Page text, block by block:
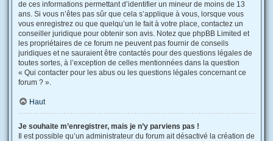
de ces informations permettant d’identifier un mineur de moins de 13
ans. Si vous n’êtes pas sûr que cela s’applique à vous, lorsque vous
vous enregistrez ou que quelqu’un le fait à votre place, contactez un
conseiller juridique pour obtenir son avis. Notez que phpBB Limited et
les propriétaires de ce forum ne peuvent pas fournir de conseils
juridiques et ne sauraient être contactés pour des questions légales de
toutes sortes, à l’exception de celles mentionnées dans la question
« Qui contacter pour les abus ou les questions légales concernant ce
forum ? ».
Haut
Je souhaite m’enregistrer, mais je n’y parviens pas !
Il est possible qu’un administrateur du forum ait désactivé la création de